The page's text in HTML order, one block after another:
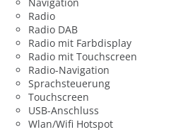
Navigation
Radio
Radio DAB
Radio mit Farbdisplay
Radio mit Touchscreen
Radio-Navigation
Sprachsteuerung
Touchscreen
USB-Anschluss
Wlan/Wifi Hotspot